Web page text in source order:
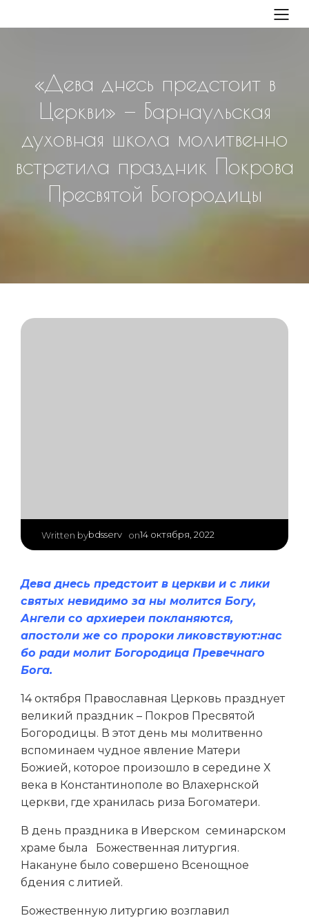
«Дева днесь предстоит в
Церкви» — Барнаульская
духовная школа молитвенно
встретила праздник Покрова
Пресвятой Богородицы
Written bybdsserv on14 октября, 2022
Дева днесь предстоит в церкви и с лики
святых невидимо за ны молится Богу,
Ангели со архиереи покланяются,
апостоли же со пророки ликовствуют:нас
бо ради молит Богородица Превечнаго
Бога.
14 октября Православная Церковь празднует
великий праздник – Покров Пресвятой
Богородицы. В этот день мы молитвенно
вспоминаем чудное явление Матери
Божией, которое произошло в середине Х
века в Константинополе во Влахернской
церкви, где хранилась риза Богоматери.
В день праздника в Иверском семинарском
храме была
Божественная литургия.
Накануне было совершено Всенощное
бдения с литией.
Божественную литургию возглавил